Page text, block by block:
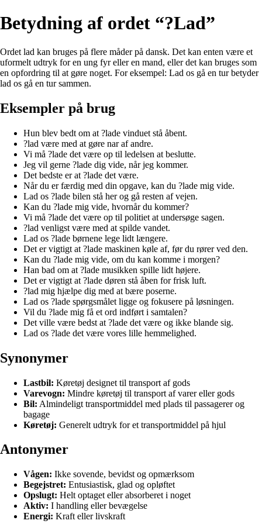
Betydning af ordet “?Lad”
Ordet lad kan bruges på flere måder på dansk. Det kan enten være et
uformelt udtryk for en ung fyr eller en mand, eller det kan bruges som
en opfordring til at gøre noget. For eksempel: Lad os gå en tur betyder
lad os gå en tur sammen.
Eksempler på brug
Hun blev bedt om at ?lade vinduet stå åbent.
?lad være med at gøre nar af andre.
Vi må ?lade det være op til ledelsen at beslutte.
Jeg vil gerne ?lade dig vide, når jeg kommer.
Det bedste er at ?lade det være.
Når du er færdig med din opgave, kan du ?lade mig vide.
Lad os ?lade bilen stå her og gå resten af vejen.
Kan du ?lade mig vide, hvornår du kommer?
Vi må ?lade det være op til politiet at undersøge sagen.
?lad venligst være med at spilde vandet.
Lad os ?lade børnene lege lidt længere.
Det er vigtigt at ?lade maskinen køle af, før du rører ved den.
Kan du ?lade mig vide, om du kan komme i morgen?
Han bad om at ?lade musikken spille lidt højere.
Det er vigtigt at ?lade døren stå åben for frisk luft.
?lad mig hjælpe dig med at bære poserne.
Lad os ?lade spørgsmålet ligge og fokusere på løsningen.
Vil du ?lade mig få et ord indført i samtalen?
Det ville være bedst at ?lade det være og ikke blande sig.
Lad os ?lade det være vores lille hemmelighed.
Synonymer
Lastbil: Køretøj designet til transport af gods
Varevogn: Mindre køretøj til transport af varer eller gods
Bil: Almindeligt transportmiddel med plads til passagerer og
bagage
Køretøj: Generelt udtryk for et transportmiddel på hjul
Antonymer
Vågen: Ikke sovende, bevidst og opmærksom
Begejstret: Entusiastisk, glad og opløftet
Opslugt: Helt optaget eller absorberet i noget
Aktiv: I handling eller bevægelse
Energi: Kraft eller livskraft